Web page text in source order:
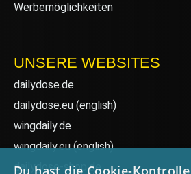
Werbemöglichkeiten
UNSERE WEBSITES
dailydose.de
dailydose.eu (english)
wingdaily.de
wingdaily.eu(english)
dailydose-shop.de
Du hast die Cookie-Kontrolle